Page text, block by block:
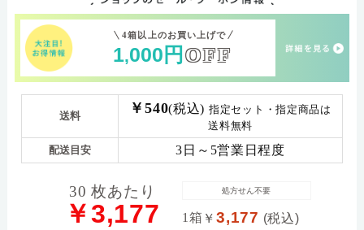
4箱以上のお買い上げで
1,000 円 OFF
送料 ￥540(税込) 指定セット・指定商品は
送料無料
配送目安 3日～5営業日程度
30 枚あたり
￥3,177 1箱 ￥3,177 (税込)
処方せん不要